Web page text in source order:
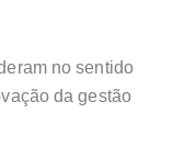
no sentido
da gestão